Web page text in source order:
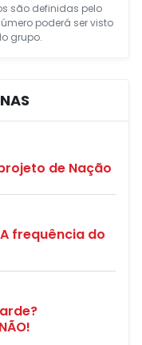
são definidas pelo
poderá ser visto
grupo.
de Nação
frequência do